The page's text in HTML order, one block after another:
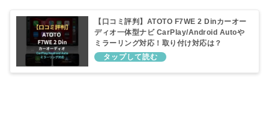
【口コミ評判】ATOTO F7WE 2 Dinカーオー
ディオ一体型ナビ CarPlay/Android Autoや
ミラーリング対応！取り付け対応は？